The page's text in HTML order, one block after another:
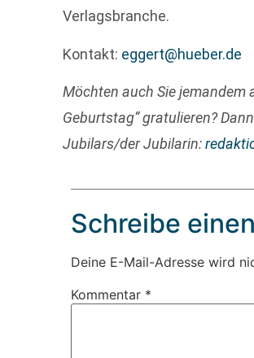
Verlagsbranche.
Kontakt: eggert@hueber.de
Möchten auch Sie jemandem
Geburtstag“ gratulieren?
Jubilars/der Jubilarin:
Schreibe
Deine E-Mail-Adresse wird
Kommentar *